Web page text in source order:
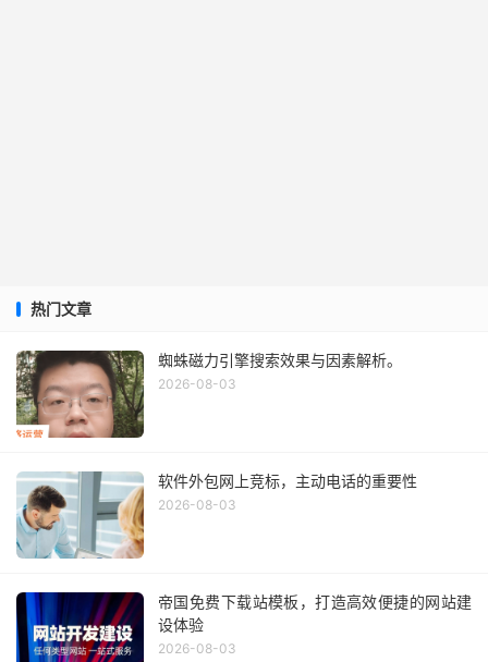
热门文章
蜘蛛磁力引擎搜索效果与因素解析。
2026-08-03
软件外包网上竞标，主动电话的重要性
2026-08-03
帝国免费下载站模板，打造高效便捷的网站建
设体验
2026-08-03